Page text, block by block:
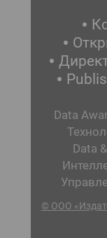
Data
Data
© ООО